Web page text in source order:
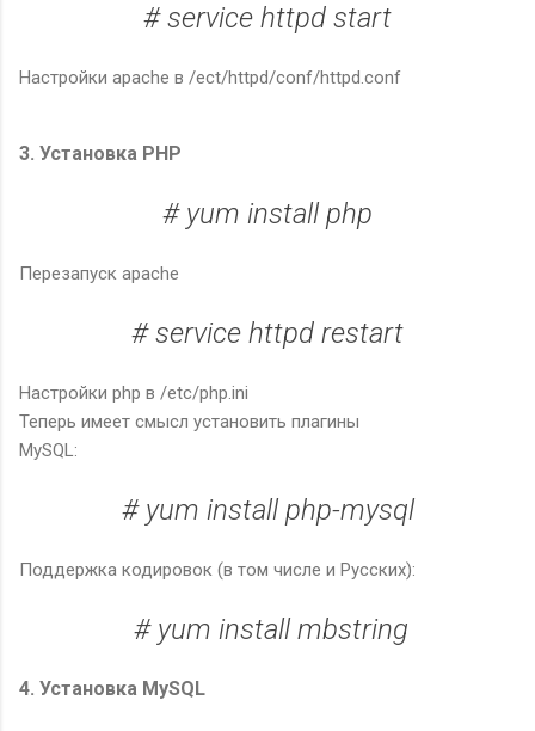
# service httpd start
Настройки apache в /ect/httpd/conf/httpd.conf
3. Установка PHP
# yum install php
Перезапуск apache
# service httpd restart
Настройки php в /etc/php.ini
Теперь имеет смысл установить плагины
MySQL:
# yum install php-mysql
Поддержка кодировок (в том числе и Русских):
# yum install mbstring
4. Установка MySQL